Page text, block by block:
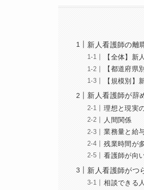
新人看護師の離
【全体】新
【都道府県
【規模別】
新人看護師が辞
理想と現実
人間関係
業務量と給
残業時間が
看護師が向
新人看護師がつ
相談できる